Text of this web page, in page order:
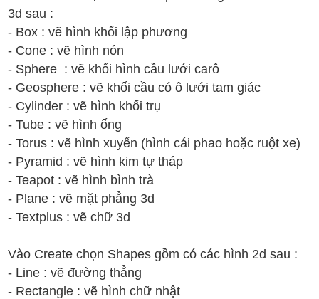
3d sau :
- Box : vẽ hình khối lập phương
- Cone : vẽ hình nón
- Sphere : vẽ khối hình cầu lưới carô
- Geosphere : vẽ khối cầu có ô lưới tam giác
- Cylinder : vẽ hình khối trụ
- Tube : vẽ hình ống
- Torus : vẽ hình xuyến (hình cái phao hoặc ruột xe)
- Pyramid : vẽ hình kim tự tháp
- Teapot : vẽ hình bình trà
- Plane : vẽ mặt phẳng 3d
- Textplus : vẽ chữ 3d
Vào Create chọn Shapes gồm có các hình 2d sau :
- Line : vẽ đường thẳng
- Rectangle : vẽ hình chữ nhật